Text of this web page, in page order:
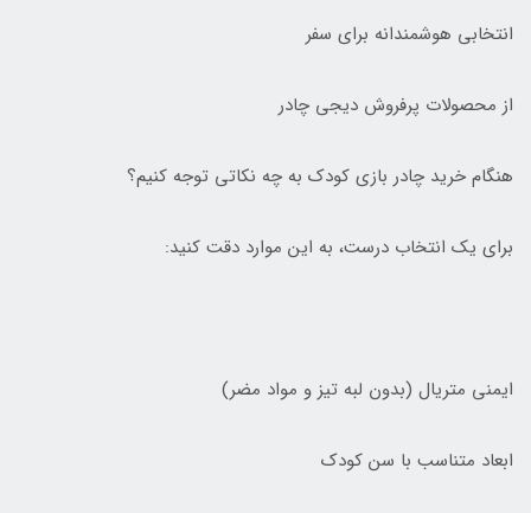
انتخابی هوشمندانه برای سفر
از محصولات پرفروش دیجی چادر
هنگام خرید چادر بازی کودک به چه نکاتی توجه کنیم؟
برای یک انتخاب درست، به این موارد دقت کنید:
ایمنی متریال (بدون لبه تیز و مواد مضر)
ابعاد متناسب با سن کودک